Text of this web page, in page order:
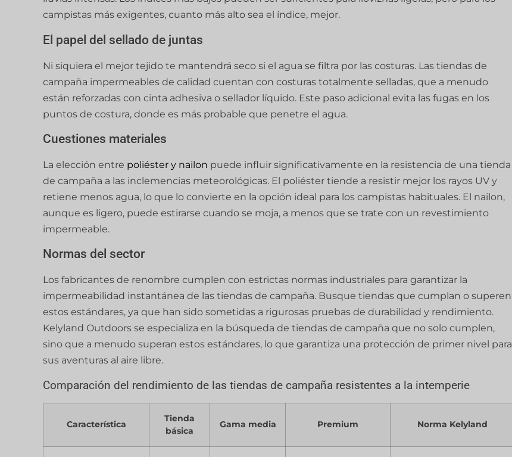
campistas más exigentes, cuanto más alto sea el índice, mejor.
El papel del sellado de juntas
Ni siquiera el mejor tejido te mantendrá seco si el agua se filtra por las costuras. Las tiendas de
campaña impermeables de calidad cuentan con costuras totalmente selladas, que a menudo
están reforzadas con cinta adhesiva o sellador líquido. Este paso adicional evita las fugas en los
puntos de costura, donde es más probable que penetre el agua.
Cuestiones materiales
La elección entre poliéster y nailon puede influir significativamente en la resistencia de una tienda
de campaña a las inclemencias meteorológicas. El poliéster tiende a resistir mejor los rayos UV y
retiene menos agua, lo que lo convierte en la opción ideal para los campistas habituales. El nailon,
aunque es ligero, puede estirarse cuando se moja, a menos que se trate con un revestimiento
impermeable.
Normas del sector
Los fabricantes de renombre cumplen con estrictas normas industriales para garantizar la
impermeabilidad instantánea de las tiendas de campaña. Busque tiendas que cumplan o superen
estos estándares, ya que han sido sometidas a rigurosas pruebas de durabilidad y rendimiento.
Kelyland Outdoors se especializa en la búsqueda de tiendas de campaña que no solo cumplen,
sino que a menudo superan estos estándares, lo que garantiza una protección de primer nivel para
sus aventuras al aire libre.
Comparación del rendimiento de las tiendas de campaña resistentes a la intemperie
Característica
Tienda
básica
Gama media Premium Norma Kelyland